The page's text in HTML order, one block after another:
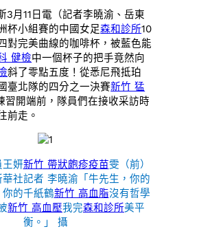
3月11日電（記者李曉渝、岳東
杯小組賽的中國女足森和診所10
對完美曲線的咖啡杯，被藍色能
健檢中一個杯子的把手竟然向
斜了零點五度！從悉尼飛抵珀
臺北隊的四分之一決賽新竹 猛
習開端前，隊員們在接收采訪時
前走。
王妍新竹 帶狀皰疹疫苗雯（前）
社記者 李曉渝「牛先生，你的
的千紙鶴新竹 高血脂沒有哲學
新竹 高血壓我完森和診所美平
衡。」 攝